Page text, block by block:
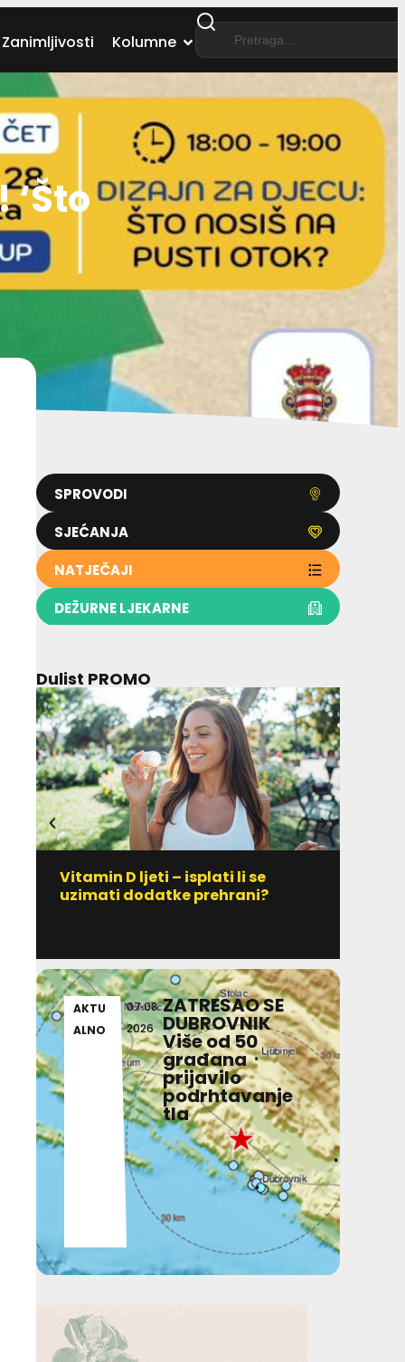
Zanimljivosti Kolumne
‘Što
SPROVODI
SJEĆANJA
NATJEČAJI
DEŽURNE LJEKARNE
Dulist PROMO
Vitamin D ljeti – isplati li se
uzimati dodatke prehrani?
AKTU
ALNO
07.08.
2026
ZATRESAO SE
DUBROVNIK
Više od 50
građana
prijavilo
podrhtavanje
tla